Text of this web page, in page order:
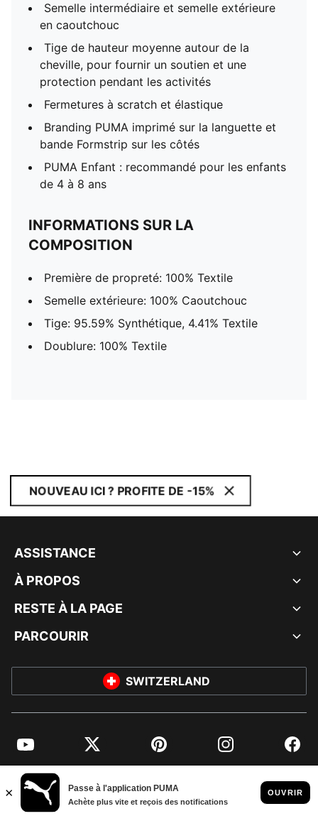
Semelle intermédiaire et semelle extérieure
en caoutchouc
Tige de hauteur moyenne autour de la
cheville, pour fournir un soutien et une
protection pendant les activités
Fermetures à scratch et élastique
Branding PUMA imprimé sur la languette et
bande Formstrip sur les côtés
PUMA Enfant : recommandé pour les enfants
de 4 à 8 ans
INFORMATIONS SUR LA
COMPOSITION
Première de propreté: 100% Textile
Semelle extérieure: 100% Caoutchouc
Tige: 95.59% Synthétique, 4.41% Textile
Doublure: 100% Textile
NOUVEAU ICI ? PROFITE DE -15%
ASSISTANCE
À PROPOS
RESTE À LA PAGE
PARCOURIR
SWITZERLAND
YouTube Twitter Pinterest Instagram
© PUMA EUROPE GMBH, 2026. TOUS DROITS RÉSERVÉS
MENTIONS ET DONNÉES LÉGALES